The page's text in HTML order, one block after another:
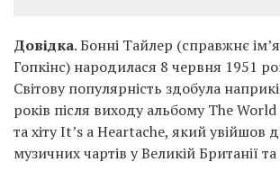
Довідка. Бонні Тайлер (справжнє
Гопкінс) народилася 8 червня 1951
Світову популярність здобула
років після виходу альбому The
та хіту It’s a Heartache, який увійшов
музичних чартів у Великій Британії